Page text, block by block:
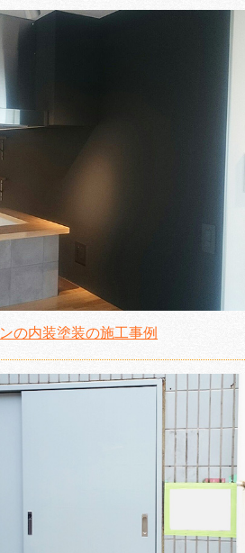
の内装塗装の施工事例